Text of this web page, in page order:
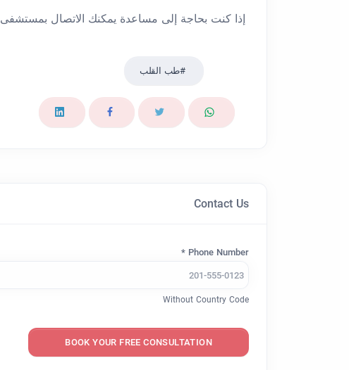
إذا كنت بحاجة إلى مساعدة يمكنك الاتصال بمستشفى Erdem
طب القلب
Contact Us
Phone Number *
Without Country Code
BOOK YOUR FREE CONSULTATION